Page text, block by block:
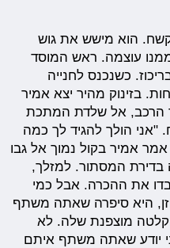
הוא מישש את גוש
עוצמה. ראש המוסד
כשנכנס לחנייה
בזינוק מהיר יצא אמיר
הרכב, אל שלדת המתכת
"אני הולך להגיד לך כמה
אמיר בקול נמוך אל גבו
בדירת המסתור. למזלך,
את ההכרה. אבל כמי
היא סיפרה שאתה משתף
מוצפנת שלה. לא
יודע שאתה משתף איתם